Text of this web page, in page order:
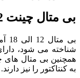
بی متال چینت 12 الی 18 آمپر سایز NXR-25
شناخته می شود،
همچنین بی متال های
به کنتاکتور را نیز دارند.